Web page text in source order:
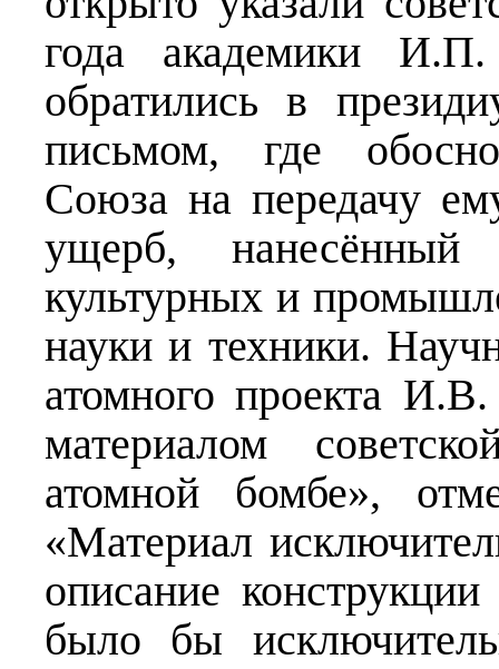
года академики
обратились в
письмом, где
Союза на передачу
ущерб,
культурных и
науки и техники.
атомного проекта
материалом
атомной бомбе»,
«Материал
описание
было бы